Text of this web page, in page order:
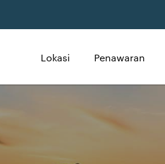
Lokasi Penawaran